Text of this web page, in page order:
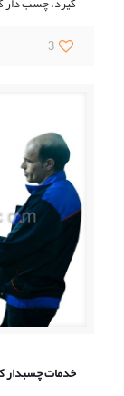
3
خدمات چسبدار